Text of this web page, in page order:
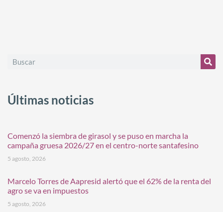
Últimas noticias
Comenzó la siembra de girasol y se puso en marcha la
campaña gruesa 2026/27 en el centro-norte santafesino
5 agosto, 2026
Marcelo Torres de Aapresid alertó que el 62% de la renta del
agro se va en impuestos
5 agosto, 2026